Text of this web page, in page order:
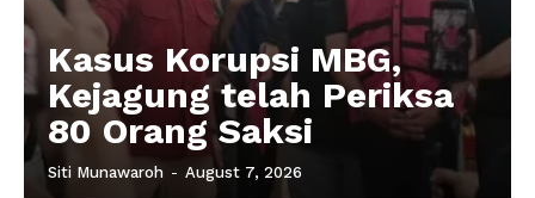
Kasus Korupsi MBG,
Kejagung telah Periksa
80 Orang Saksi
Siti Munawaroh - August 7, 2026